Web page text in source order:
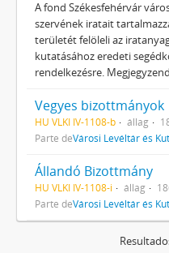
A fond Székesfehérvár
szervének iratait
területét felöleli az
kutatásához eredeti
rendelkezésre.
Vegyes bizottmányok
HU VLKI IV-1108-b állag
Parte deVárosi Levéltár és
Állandó Bizottmány
HU VLKI IV-1108-i állag
Parte deVárosi Levéltár és